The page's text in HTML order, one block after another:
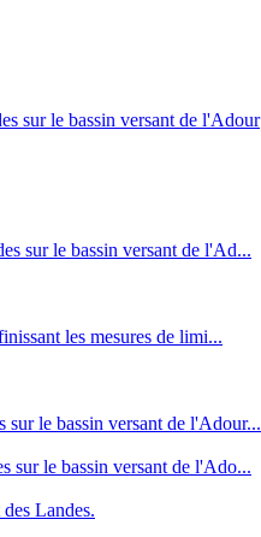
sur le bassin versant de l'Adour
sur le bassin versant de l'Ad...
les mesures de limi...
sur le bassin versant de l'Adour...
sur le bassin versant de l'Ado...
Landes.